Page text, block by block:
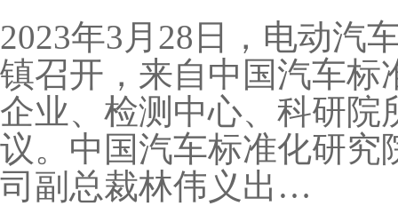
2023年3月28日，电动汽
镇召开，来自中国汽车标
企业、检测中心、科研院
议。中国汽车标准化研究
司副总裁林伟义出…